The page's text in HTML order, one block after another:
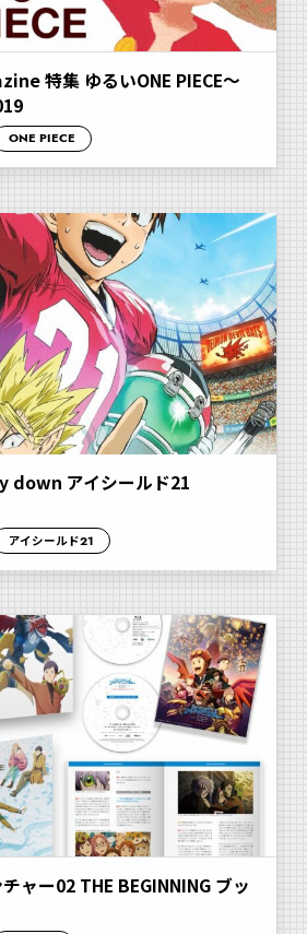
特集 ゆるいONE PIECE～
ONE PIECE
down アイシールド21
アイシールド21
ャー02 THE BEGINNING ブッ